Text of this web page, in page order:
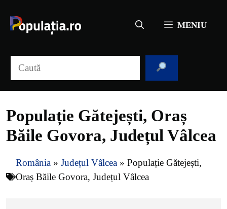
conținut
MENIU
Populație Gătejești, Oraș
Băile Govora, Județul Vâlcea
România » Județul Vâlcea » Populație Gătejești,
Oraș Băile Govora, Județul Vâlcea